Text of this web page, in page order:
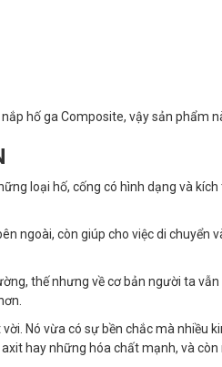
hố ga Composite, vậy sản phẩm
loại hố, cống có hình dạng và
ngoài, còn giúp cho việc di chuyển
thế nhưng về cơ bản người ta
Nó vừa có sự bền chắc mà nhiều
hay những hóa chất mạnh, và còn